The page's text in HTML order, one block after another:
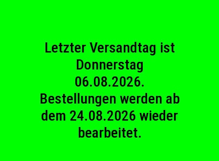
Letzter Versandtag ist
Donnerstag
06.08.2026.
Bestellungen werden ab
dem 24.08.2026 wieder
bearbeitet.